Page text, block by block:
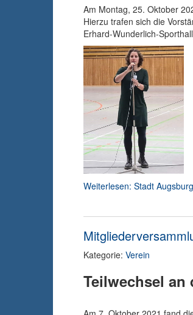
Am Montag, 25. Oktober
Hierzu trafen sich die
Erhard-Wunderlich-
Weiterlesen: Stadt
Kategorie: Verein
Teilwechsel an